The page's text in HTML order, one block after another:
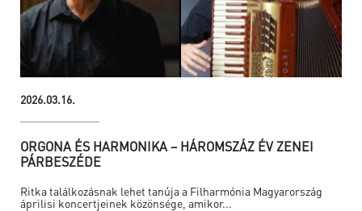
2026.03.16.
ORGONA ÉS HARMONIKA – HÁROMSZÁZ ÉV ZENEI
PÁRBESZÉDE
Ritka találkozásnak lehet tanúja a Filharmónia Magyarország
áprilisi koncertjeinek közönsége, amikor...